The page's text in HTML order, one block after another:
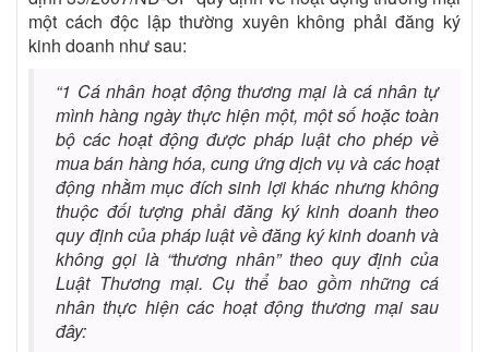
một cách độc lập thường xuyên không phải đăng ký
kinh doanh như sau:
“1 Cá nhân hoạt động thương mại là cá nhân tự
mình hàng ngày thực hiện một, một số hoặc toàn
bộ các hoạt động được pháp luật cho phép về
mua bán hàng hóa, cung ứng dịch vụ và các hoạt
động nhằm mục đích sinh lợi khác nhưng không
thuộc đối tượng phải đăng ký kinh doanh theo
quy định của pháp luật về đăng ký kinh doanh và
không gọi là “thương nhân” theo quy định của
Luật Thương mại. Cụ thể bao gồm những cá
nhân thực hiện các hoạt động thương mại sau
đây: